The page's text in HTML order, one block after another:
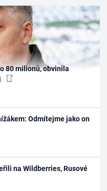
80 milionů, obvinila
Odmítejme jako on
na Wildberries, Rusové